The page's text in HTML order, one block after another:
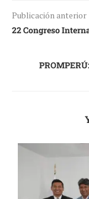
Publicación anterior
22 Congreso